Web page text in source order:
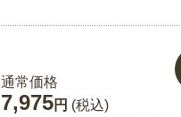
通常価格
7,975円 (税込)